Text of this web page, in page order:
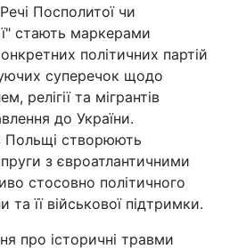
Посполитої чи
стають маркерами
політичних партій
суперечок щодо
релігії та мігрантів
до України.
Польщі створюють
з євроатлантичними
стосовно політичного
та її військової підтримки.
про історичні травми